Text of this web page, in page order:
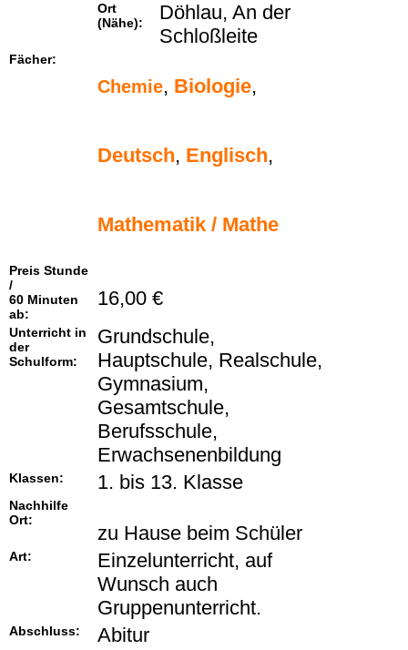
Ort
(Nähe):
Döhlau, An der
Schloßleite
Fächer:
Chemie, Biologie,
Deutsch, Englisch,
Mathematik / Mathe
Preis Stunde
/
60 Minuten
ab:
16,00 €
Unterricht in
der
Schulform:
Grundschule,
Hauptschule, Realschule,
Gymnasium,
Gesamtschule,
Berufsschule,
Erwachsenenbildung
Klassen: 1. bis 13. Klasse
Nachhilfe
Ort:
zu Hause beim Schüler
Art:
Einzelunterricht, auf
Wunsch auch
Gruppenunterricht.
Abschluss: Abitur